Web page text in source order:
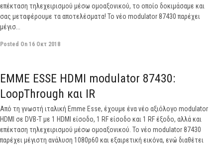
επέκταση τηλεχειρισμού μέσω ομοαξονικού, το οποίο δοκιμάσαμε και
σας μεταφέρουμε τα αποτελέσματα! Το νέο modulator 87430 παρέχει
μέγισ...
Posted On 16 Οκτ 2018
EMME ESSE HDMI modulator 87430:
LoopThrough και IR
Από τη γνωστή ιταλική Emme Esse, έχουμε ένα νέο αξιόλογο modulator
HDMI σε DVB-T με 1 HDMI είσοδο, 1 RF είσοδο και 1 RF έξοδο, αλλά και
επέκταση τηλεχειρισμού μέσω ομοαξονικού. Το νέο modulator 87430
παρέχει μέγιστη ανάλυση 1080p60 και εξαιρετική εικόνα, ενώ διαθέτει